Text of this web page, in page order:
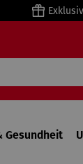
Gesundheit